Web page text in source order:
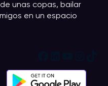
unas copas, bailar
en un espacio